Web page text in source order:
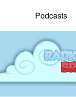
Podcasts